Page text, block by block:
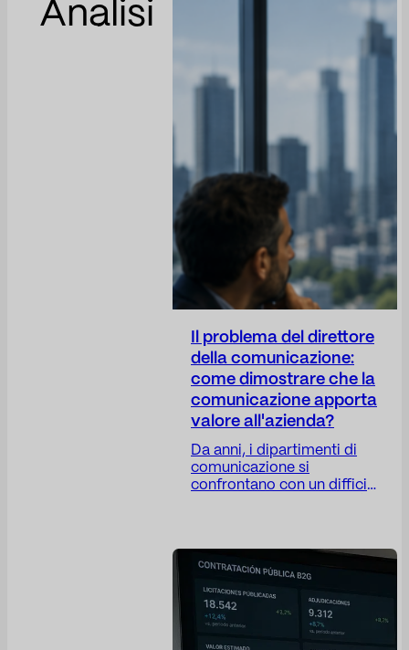
Analisi
Il problema del direttore
della comunicazione:
come dimostrare che la
comunicazione apporta
valore all'azienda?
Da anni, i dipartimenti di
comunicazione si
confrontano con un difficile
valutazione rimangono, in
molti casi, eccessivamente
operativi. Il Direttore della
Comunicazione (Dircom)
svolge un ruolo cruciale
nella costruzione della